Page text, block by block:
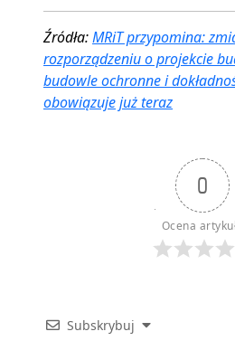
Źródła:MRiT przypomina:
rozporządzeniu o projekcie
budowle ochronne i
obowiązuje już teraz
0
Ocena
Subskrybuj